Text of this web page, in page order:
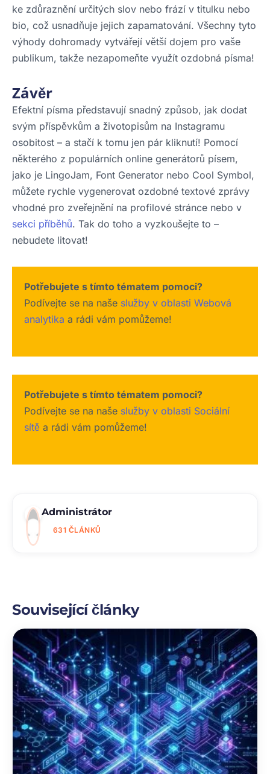
ke zdůraznění určitých slov nebo frází v titulku nebo
bio, což usnadňuje jejich zapamatování. Všechny tyto
výhody dohromady vytvářejí větší dojem pro vaše
publikum, takže nezapomeňte využít ozdobná písma!
Závěr
Efektní písma představují snadný způsob, jak dodat
svým příspěvkům a životopisům na Instagramu
osobitost – a stačí k tomu jen pár kliknutí! Pomocí
některého z populárních online generátorů písem,
jako je LingoJam, Font Generator nebo Cool Symbol,
můžete rychle vygenerovat ozdobné textové zprávy
vhodné pro zveřejnění na profilové stránce nebo v
sekci příběhů. Tak do toho a vyzkoušejte to –
nebudete litovat!
Potřebujete s tímto tématem pomoci?
Podívejte se na naše služby v oblasti Webová
analytika a rádi vám pomůžeme!
Potřebujete s tímto tématem pomoci?
Podívejte se na naše služby v oblasti Sociální
sítě a rádi vám pomůžeme!
Administrátor
631 ČLÁNKŮ
Související články